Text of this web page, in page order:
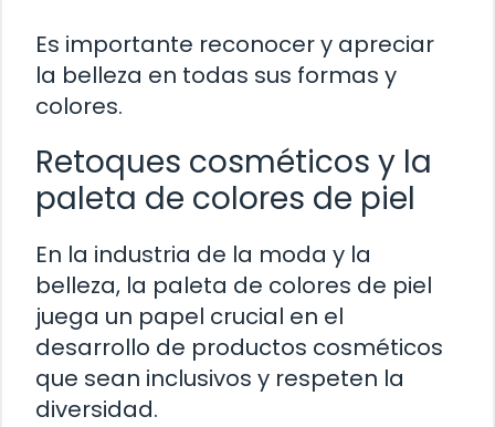
Es importante reconocer y apreciar
la belleza en todas sus formas y
colores.
Retoques cosméticos y la
paleta de colores de piel
En la industria de la moda y la
belleza, la paleta de colores de piel
juega un papel crucial en el
desarrollo de productos cosméticos
que sean inclusivos y respeten la
diversidad.